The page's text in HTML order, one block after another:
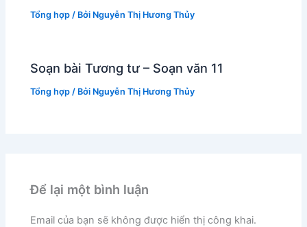
Tổng hợp / Bởi Nguyễn Thị Hương Thủy
Soạn bài Tương tư – Soạn văn 11
Tổng hợp / Bởi Nguyễn Thị Hương Thủy
Để lại một bình luận
Email của bạn sẽ không được hiển thị công khai.